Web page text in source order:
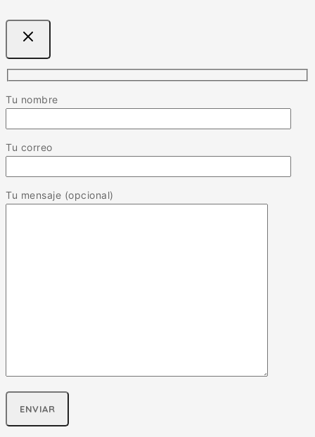
Tu nombre
Tu correo
Tu mensaje (opcional)